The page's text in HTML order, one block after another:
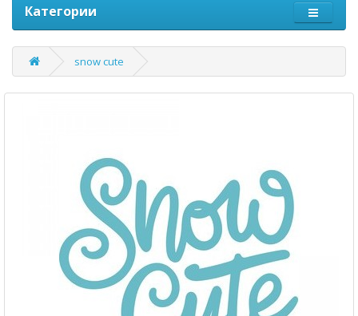
Категории
snow cute